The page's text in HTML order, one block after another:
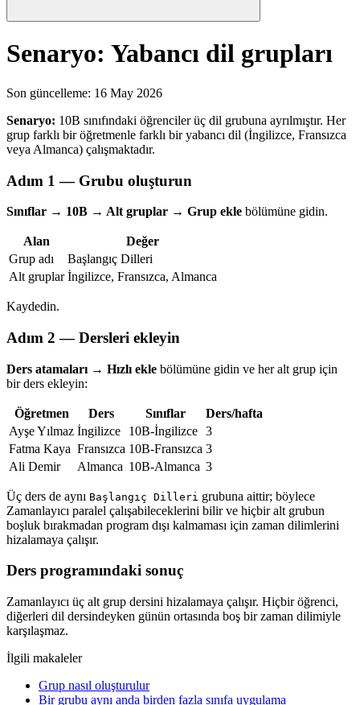
Senaryo: Yabancı dil grupları
Son güncelleme: 16 May 2026
Senaryo: 10B sınıfındaki öğrenciler üç dil grubuna ayrılmıştır. Her
grup farklı bir öğretmenle farklı bir yabancı dil (İngilizce, Fransızca
veya Almanca) çalışmaktadır.
Adım 1 — Grubu oluşturun
Sınıflar → 10B → Alt gruplar → Grup ekle bölümüne gidin.
Alan
Değer
Grup adı
Başlangıç Dilleri
Alt gruplar İngilizce, Fransızca, Almanca
Kaydedin.
Adım 2 — Dersleri ekleyin
Ders atamaları → Hızlı ekle bölümüne gidin ve her alt grup için
bir ders ekleyin:
Öğretmen Ders Sınıflar
Ders/hafta
Ayşe Yılmaz İngilizce 10B-İngilizce 3
Fatma Kaya Fransızca 10B-Fransızca 3
Ali Demir
Almanca 10B-Almanca 3
Üç ders de aynı Başlangıç Dilleri grubuna aittir; böylece
Zamanlayıcı paralel çalışabileceklerini bilir ve hiçbir alt grubun
boşluk bırakmadan program dışı kalmaması için zaman dilimlerini
hizalamaya çalışır.
Ders programındaki sonuç
Zamanlayıcı üç alt grup dersini hizalamaya çalışır. Hiçbir öğrenci,
diğerleri dil dersindeyken günün ortasında boş bir zaman dilimiyle
karşılaşmaz.
İlgili makaleler
Grup nasıl oluşturulur
Bir grubu aynı anda birden fazla sınıfa uygulama